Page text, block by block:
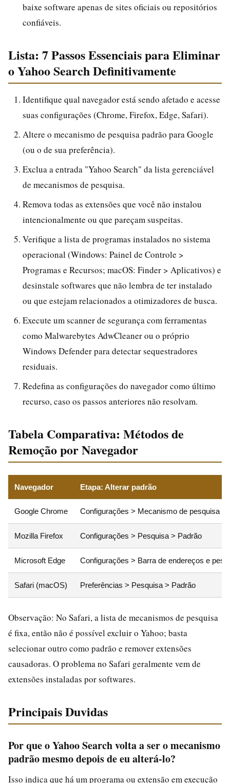
baixe software apenas de sites oficiais ou repositórios
confiáveis.
Lista: 7 Passos Essenciais para Eliminar
o Yahoo Search Definitivamente
Identifique qual navegador está sendo afetado e acesse
suas configurações (Chrome, Firefox, Edge, Safari).
Altere o mecanismo de pesquisa padrão para Google
(ou o de sua preferência).
Exclua a entrada "Yahoo Search" da lista gerenciável
de mecanismos de pesquisa.
Remova todas as extensões que você não instalou
intencionalmente ou que pareçam suspeitas.
Verifique a lista de programas instalados no sistema
operacional (Windows: Painel de Controle >
Programas e Recursos; macOS: Finder > Aplicativos) e
desinstale softwares que não lembra de ter instalado
ou que estejam relacionados a otimizadores de busca.
Execute um scanner de segurança com ferramentas
como Malwarebytes AdwCleaner ou o próprio
Windows Defender para detectar sequestradores
residuais.
Redefina as configurações do navegador como último
recurso, caso os passos anteriores não resolvam.
Tabela Comparativa: Métodos de
Remoção por Navegador
Navegador Etapa: Alterar padrão
Google Chrome Configurações > Mecanismo de pesquisa >
Mozilla Firefox Configurações > Pesquisa > Padrão
Microsoft Edge Configurações > Barra de endereços e
Safari (macOS) Preferências > Pesquisa > Padrão
Observação: No Safari, a lista de mecanismos de pesquisa
é fixa, então não é possível excluir o Yahoo; basta
selecionar outro como padrão e remover extensões
causadoras. O problema no Safari geralmente vem de
extensões instaladas por softwares.
Principais Duvidas
Por que o Yahoo Search volta a ser o mecanismo
padrão mesmo depois de eu alterá-lo?
Isso indica que há um programa ou extensão em execução